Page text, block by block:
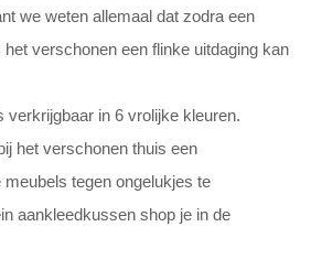
we weten allemaal dat zodra een
het verschonen een flinke uitdaging kan
verkrijgbaar in 6 vrolijke kleuren.
het verschonen thuis een
tegen ongelukjes te
aankleedkussen shop je in de